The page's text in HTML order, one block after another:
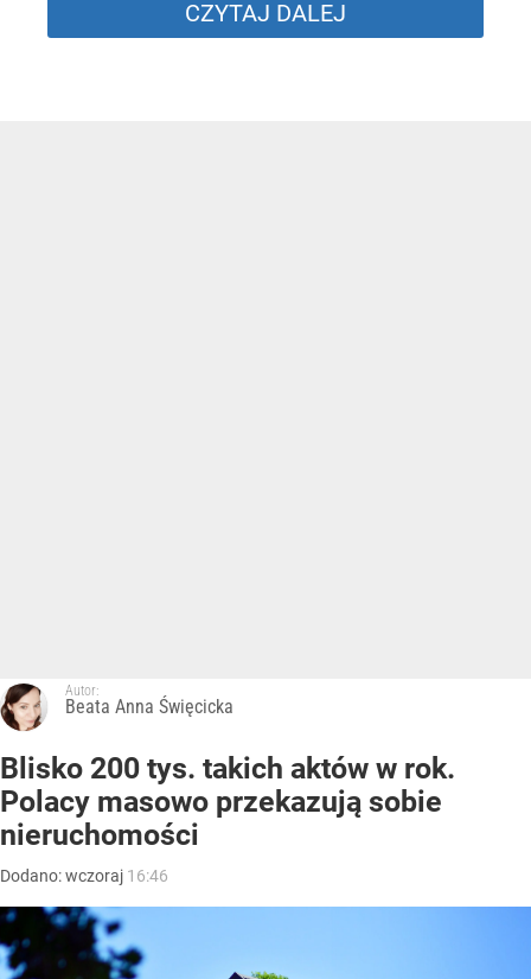
CZYTAJ DALEJ
Autor:
Beata Anna Święcicka
Blisko 200 tys. takich aktów w rok.
Polacy masowo przekazują sobie
nieruchomości
Dodano:wczoraj 16:46